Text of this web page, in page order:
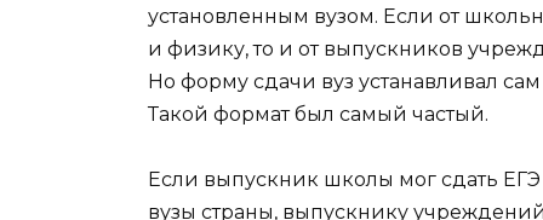
установленным вузом. Если от
и физику, то и от выпускников
Но форму сдачи вуз устанавливал
Такой формат был самый частый.
Если выпускник школы мог сдать ЕГЭ
вузы страны, выпускнику